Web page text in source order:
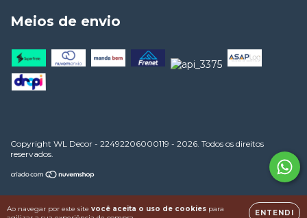
Ao navegar por este site você aceita o uso de cookies para
ENTENDI
Meios de envio
Copyright WL Decor - 22492206000119 - 2026. Todos os direitos
reservados.